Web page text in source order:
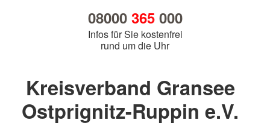
08000 365000
Infos für Sie kostenfrei
rund um die Uhr
Kreisverband Gransee
Ostprignitz-Ruppin e.V.